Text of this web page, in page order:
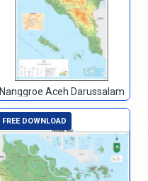
Nanggroe Aceh Darussalam
FREE DOWNLOAD